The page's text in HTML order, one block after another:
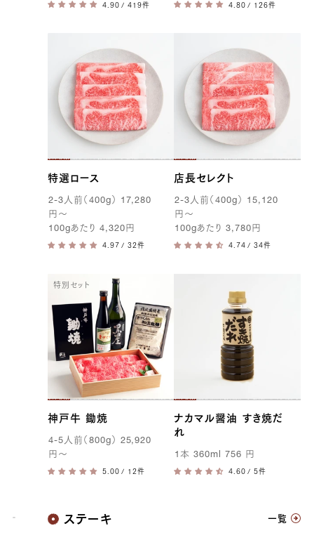
/ 419件 / 126件
特選ロース
2-3人前（ 400g）
17,280
円 〜
100gあたり 4,320 円
/ 32件
店長セレクト
2-3人前（400g） 15,120
円 〜
100gあたり3,780 円
/ 34件
特別セット
神戸牛 鋤焼
4-5人前（ 800g） 25,920
円 〜
/ 12件
ナカマル醤油 すき焼だ
れ
1本360ml 756 円
/ 5件
神戸牛
ステーキ 一覧